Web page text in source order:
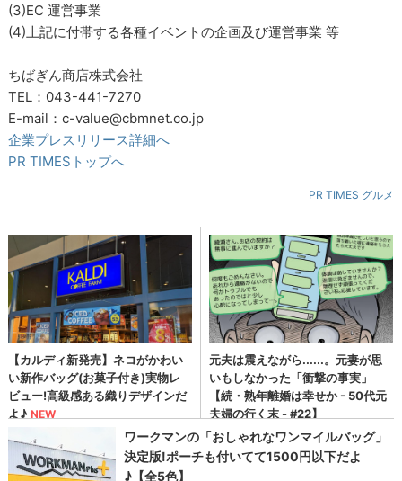
(3)EC 運営事業
(4)上記に付帯する各種イベントの企画及び運営事業 等
ちばぎん商店株式会社
TEL：043-441-7270
E-mail：c-value@cbmnet.co.jp
企業プレスリリース詳細へ
PR TIMESトップへ
PR TIMES グルメ